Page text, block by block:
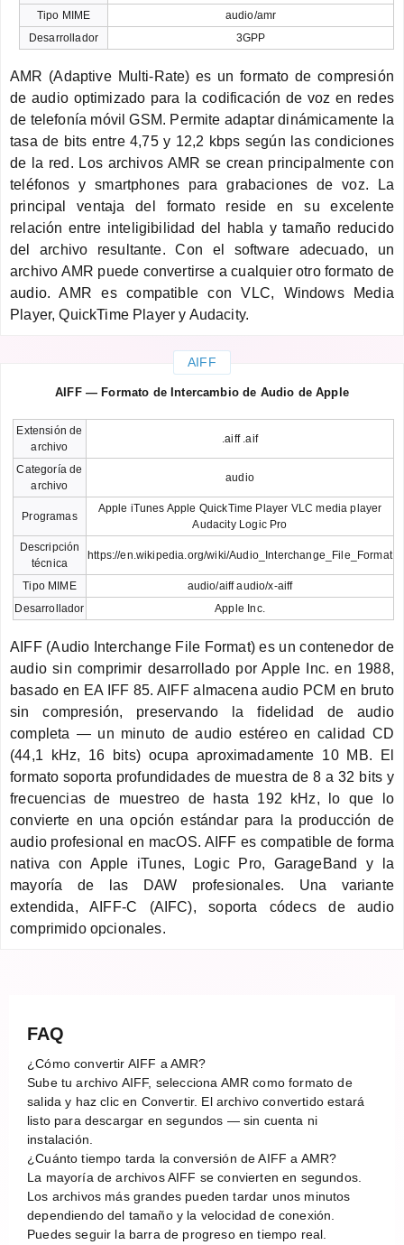
Tipo MIME
audio/amr
Desarrollador
3GPP
AMR (Adaptive Multi-Rate) es un formato de compresión
de audio optimizado para la codificación de voz en redes
de telefonía móvil GSM. Permite adaptar dinámicamente la
tasa de bits entre 4,75 y 12,2 kbps según las condiciones
de la red. Los archivos AMR se crean principalmente con
teléfonos y smartphones para grabaciones de voz. La
principal ventaja del formato reside en su excelente
relación entre inteligibilidad del habla y tamaño reducido
del archivo resultante. Con el software adecuado, un
archivo AMR puede convertirse a cualquier otro formato de
audio. AMR es compatible con VLC, Windows Media
Player, QuickTime Player y Audacity.
AIFF
AIFF — Formato de Intercambio de Audio de Apple
Extensión de
archivo
.aiff .aif
Categoría de
archivo
audio
Programas
Apple iTunes Apple QuickTime Player VLC media player
Audacity Logic Pro
Descripción
técnica
https://en.wikipedia.org/wiki/Audio_Interchange_File_Format
Tipo MIME
audio/aiff audio/x-aiff
Desarrollador
Apple Inc.
AIFF (Audio Interchange File Format) es un contenedor de
audio sin comprimir desarrollado por Apple Inc. en 1988,
basado en EA IFF 85. AIFF almacena audio PCM en bruto
sin compresión, preservando la fidelidad de audio
completa — un minuto de audio estéreo en calidad CD
(44,1 kHz, 16 bits) ocupa aproximadamente 10 MB. El
formato soporta profundidades de muestra de 8 a 32 bits y
frecuencias de muestreo de hasta 192 kHz, lo que lo
convierte en una opción estándar para la producción de
audio profesional en macOS. AIFF es compatible de forma
nativa con Apple iTunes, Logic Pro, GarageBand y la
mayoría de las DAW profesionales. Una variante
extendida, AIFF-C (AIFC), soporta códecs de audio
comprimido opcionales.
FAQ
¿Cómo convertir AIFF a AMR?
Sube tu archivo AIFF, selecciona AMR como formato de
salida y haz clic en Convertir. El archivo convertido estará
listo para descargar en segundos — sin cuenta ni
instalación.
¿Cuánto tiempo tarda la conversión de AIFF a AMR?
La mayoría de archivos AIFF se convierten en segundos.
Los archivos más grandes pueden tardar unos minutos
dependiendo del tamaño y la velocidad de conexión.
Puedes seguir la barra de progreso en tiempo real.